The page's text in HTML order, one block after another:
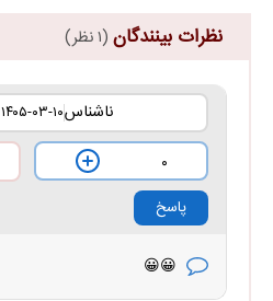
نظرات بینندگان (۱ نظر)
ناشناس۱۴۰۵-۰۳-۱۰ ۰۷:۱۴:۰۰
۰
پاسخ
😀😀